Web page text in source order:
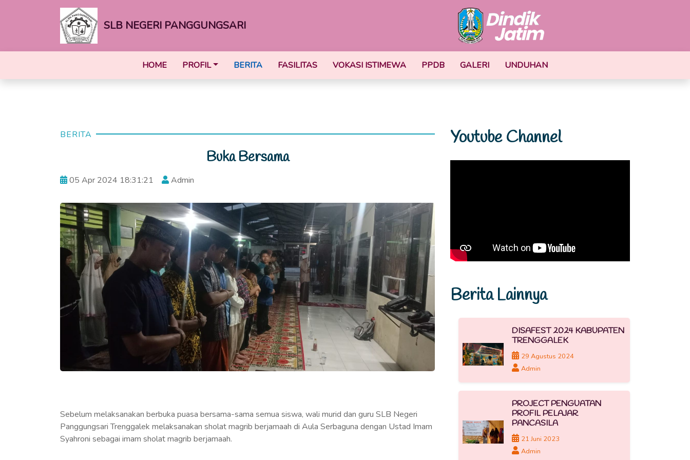
SLB NEGERI PANGGUNGSARI
HOME PROFIL BERITA FASILITAS VOKASI ISTIMEWA PPDB GALERI UNDUHAN
BERITA
Buka Bersama
05 Apr 2024 18:31:21 Admin
Sebelum melaksanakan berbuka puasa bersama-sama semua siswa, wali murid dan guru SLB Negeri
Panggungsari Trenggalek melaksanakan sholat magrib berjamaah di Aula Serbaguna dengan Ustad Imam
Syahroni sebagai imam sholat magrib berjamaah.
Youtube Channel
Berita Lainnya
DISAFEST 2024 KABUPATEN
TRENGGALEK
29 Agustus 2024
Admin
PROJECT PENGUATAN
PROFIL PELAJAR
PANCASILA
21 Juni 2023
Admin